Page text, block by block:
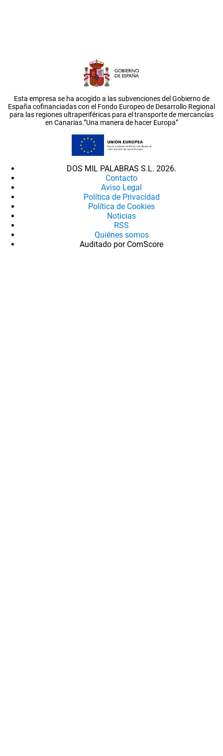
Esta empresa se ha acogido a las subvenciones del Gobierno de
España cofinanciadas con el Fondo Europeo de Desarrollo Regional
para las regiones ultraperiféricas para el transporte de mercancías
en Canarias.”Una manera de hacer Europa”
DOS MIL PALABRAS S.L. 2026.
Contacto
Aviso Legal
Política de Privacidad
Política de Cookies
Noticias
RSS
Quiénes somos
Auditado por ComScore